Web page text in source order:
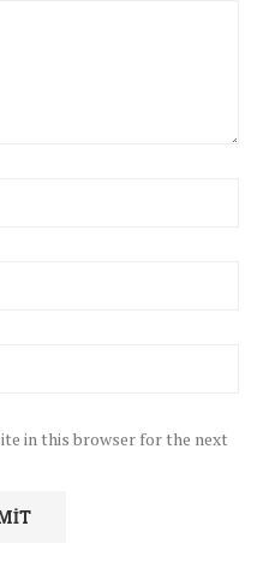
in this browser for the next